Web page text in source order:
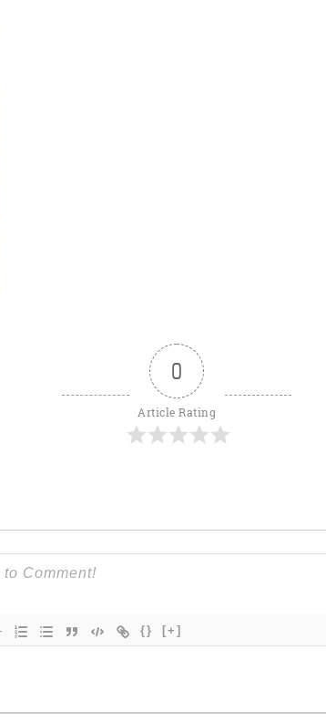
0
Article Rating
{} [+]